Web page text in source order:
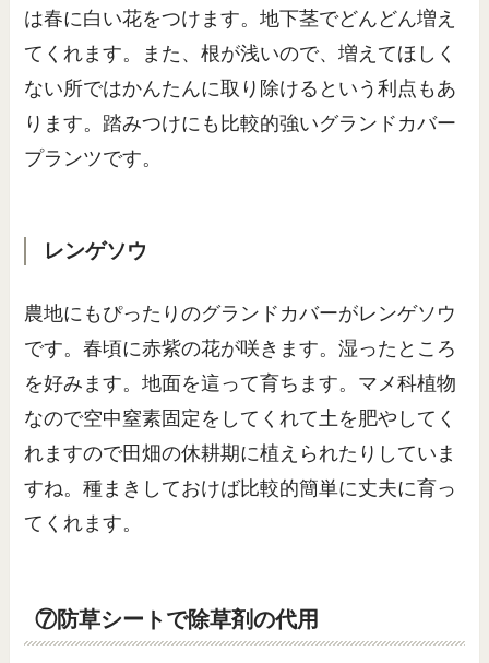
は春に白い花をつけます。地下茎でどんどん増え
てくれます。また、根が浅いので、増えてほしく
ない所ではかんたんに取り除けるという利点もあ
ります。踏みつけにも比較的強いグランドカバー
プランツです。
レンゲソウ
農地にもぴったりのグランドカバーがレンゲソウ
です。春頃に赤紫の花が咲きます。湿ったところ
を好みます。地面を這って育ちます。マメ科植物
なので空中窒素固定をしてくれて土を肥やしてく
れますので田畑の休耕期に植えられたりしていま
すね。種まきしておけば比較的簡単に丈夫に育っ
てくれます。
⑦防草シートで除草剤の代用